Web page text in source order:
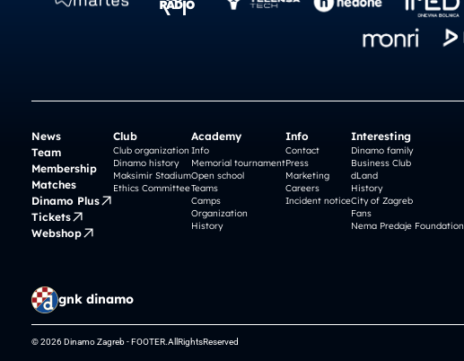
News
Team
Membership
Matches
Dinamo Plus
Tickets
Webshop
Club
Club organization
Dinamo history
Maksimir Stadium
Ethics Committee
Academy
Info
Memorial tournament
Open school
Teams
Camps
Organization
History
Info
Contact
Press
Marketing
Careers
Incident notice
Interesting
Dinamo family
Business Club
dLand
History
City of Zagreb
Fans
Nema Predaje Foundation
gnk dinamo
© 2026 Dinamo Zagreb - FOOTER.AllRightsReserved